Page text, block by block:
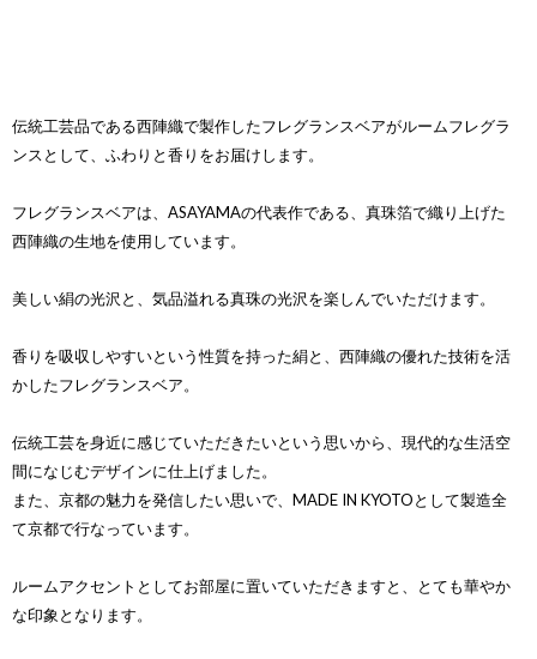
伝統工芸品である西陣織で製作したフレグランスベアがルームフレグラ
ンスとして、ふわりと香りをお届けします。
フレグランスベアは、ASAYAMAの代表作である、真珠箔で織り上げた
西陣織の生地を使用しています。
美しい絹の光沢と、気品溢れる真珠の光沢を楽しんでいただけます。
香りを吸収しやすいという性質を持った絹と、西陣織の優れた技術を活
かしたフレグランスベア。
伝統工芸を身近に感じていただきたいという思いから、現代的な生活空
間になじむデザインに仕上げました。
また、京都の魅力を発信したい思いで、MADE IN KYOTOとして製造全
て京都で行なっています。
ルームアクセントとしてお部屋に置いていただきますと、とても華やか
な印象となります。